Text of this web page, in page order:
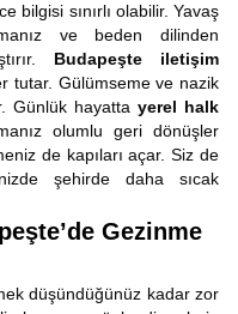
bilgisi sınırlı olabilir. Yavaş
ve beden dilinden
Budapeşte iletişim
tutar. Gülümseme ve nazik
Günlük hayatta yerel halk
olumlu geri dönüşler
de kapıları açar. Siz de
şehirde daha sıcak
Gezinme
düşündüğünüz kadar zor